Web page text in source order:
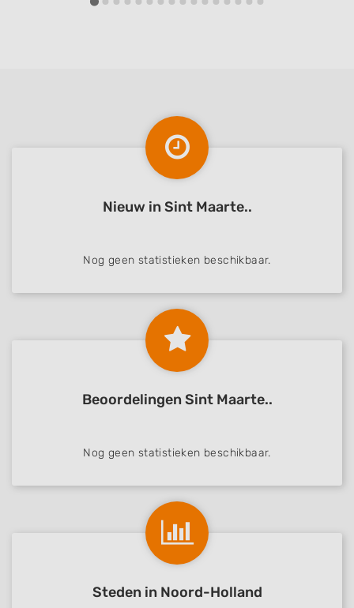
Nieuw in Sint Maarte..
Nog geen statistieken beschikbaar.
Beoordelingen Sint Maarte..
Nog geen statistieken beschikbaar.
Steden in Noord-Holland